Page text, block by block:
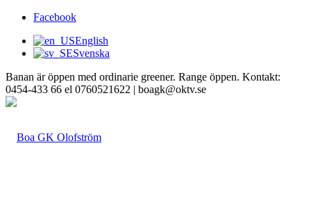
Facebook
English
Svenska
Banan är öppen med ordinarie greener. Range öppen. Kontakt:
0454-433 66 el 0760521622 | boagk@oktv.se